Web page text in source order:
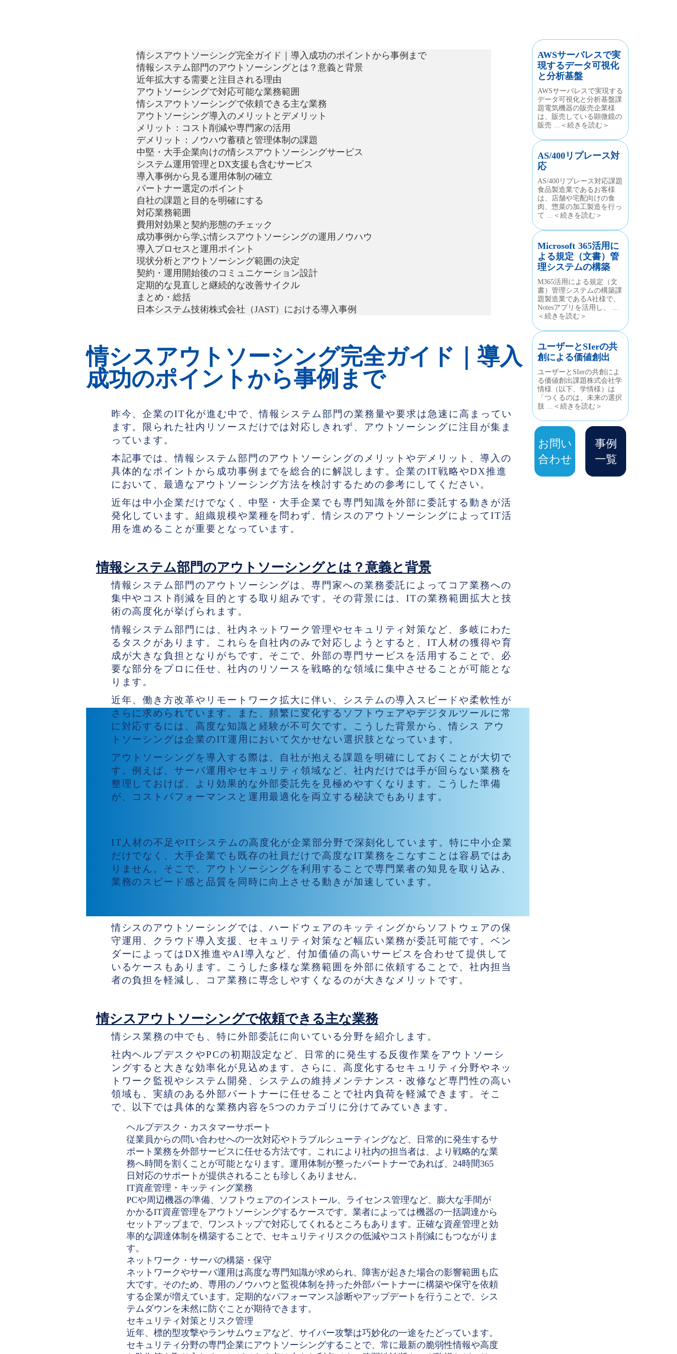
情シスアウトソーシング完全ガイド｜導入成功のポイントから事例まで
情報システム部門のアウトソーシングとは？意義と背景
近年拡大する需要と注目される理由
アウトソーシングで対応可能な業務範囲
情シスアウトソーシングで依頼できる主な業務
アウトソーシング導入のメリットとデメリット
メリット：コスト削減や専門家の活用
デメリット：ノウハウ蓄積と管理体制の課題
中堅・大手企業向けの情シスアウトソーシングサービス
システム運用管理とDX支援も含むサービス
導入事例から見る運用体制の確立
パートナー選定のポイント
自社の課題と目的を明確にする
対応業務範囲
費用対効果と契約形態のチェック
成功事例から学ぶ情シスアウトソーシングの運用ノウハウ
導入プロセスと運用ポイント
現状分析とアウトソーシング範囲の決定
契約・運用開始後のコミュニケーション設計
定期的な見直しと継続的な改善サイクル
まとめ・総括
日本システム技術株式会社（JAST）における導入事例
情シスアウトソーシング完全ガイド｜導入
成功のポイントから事例まで
昨今、企業のIT化が進む中で、情報システム部門の業務量や要求は急速に高まってい
ます。限られた社内リソースだけでは対応しきれず、アウトソーシングに注目が集ま
っています。
本記事では、情報システム部門のアウトソーシングのメリットやデメリット、導入の
具体的なポイントから成功事例までを総合的に解説します。企業のIT戦略やDX推進
において、最適なアウトソーシング方法を検討するための参考にしてください。
近年は中小企業だけでなく、中堅・大手企業でも専門知識を外部に委託する動きが活
発化しています。組織規模や業種を問わず、情シスのアウトソーシングによってIT活
用を進めることが重要となっています。
情報システム部門のアウトソーシングとは？意義と背景
情報システム部門のアウトソーシングは、専門家への業務委託によってコア業務への
集中やコスト削減を目的とする取り組みです。その背景には、ITの業務範囲拡大と技
術の高度化が挙げられます。
情報システム部門には、社内ネットワーク管理やセキュリティ対策など、多岐にわた
るタスクがあります。これらを自社内のみで対応しようとすると、IT人材の獲得や育
成が大きな負担となりがちです。そこで、外部の専門サービスを活用することで、必
要な部分をプロに任せ、社内のリソースを戦略的な領域に集中させることが可能とな
ります。
近年、働き方改革やリモートワーク拡大に伴い、システムの導入スピードや柔軟性が
さらに求められています。また、頻繁に変化するソフトウェアやデジタルツールに常
に対応するには、高度な知識と経験が不可欠です。こうした背景から、情シス アウ
トソーシングは企業のIT運用において欠かせない選択肢となっています。
アウトソーシングを導入する際は、自社が抱える課題を明確にしておくことが大切で
す。例えば、サーバ運用やセキュリティ領域など、社内だけでは手が回らない業務を
整理しておけば、より効果的な外部委託先を見極めやすくなります。こうした準備
が、コストパフォーマンスと運用最適化を両立する秘訣でもあります。
IT人材の不足やITシステムの高度化が企業部分野で深刻化しています。特に中小企業
だけでなく、大手企業でも既存の社員だけで高度なIT業務をこなすことは容易ではあ
りません。そこで、アウトソーシングを利用することで専門業者の知見を取り込み、
業務のスピード感と品質を同時に向上させる動きが加速しています。
情シスのアウトソーシングでは、ハードウェアのキッティングからソフトウェアの保
守運用、クラウド導入支援、セキュリティ対策など幅広い業務が委託可能です。ベン
ダーによってはDX推進やAI導入など、付加価値の高いサービスを合わせて提供して
いるケースもあります。こうした多様な業務範囲を外部に依頼することで、社内担当
者の負担を軽減し、コア業務に専念しやすくなるのが大きなメリットです。
情シスアウトソーシングで依頼できる主な業務
情シス業務の中でも、特に外部委託に向いている分野を紹介します。
社内ヘルプデスクやPCの初期設定など、日常的に発生する反復作業をアウトソーシ
ングすると大きな効率化が見込めます。さらに、高度化するセキュリティ分野やネッ
トワーク監視やシステム開発、システムの維持メンテナンス・改修など専門性の高い
領域も、実績のある外部パートナーに任せることで社内負荷を軽減できます。そこ
で、以下では具体的な業務内容を5つのカテゴリに分けてみていきます。
ヘルプデスク・カスタマーサポート
従業員からの問い合わせへの一次対応やトラブルシューティングなど、日常的に発生するサ
ポート業務を外部サービスに任せる方法です。これにより社内の担当者は、より戦略的な業
務へ時間を割くことが可能となります。運用体制が整ったパートナーであれば、24時間365
日対応のサポートが提供されることも珍しくありません。
IT資産管理・キッティング業務
PCや周辺機器の準備、ソフトウェアのインストール、ライセンス管理など、膨大な手間が
かかるIT資産管理をアウトソーシングするケースです。業者によっては機器の一括調達から
セットアップまで、ワンストップで対応してくれるところもあります。正確な資産管理と効
率的な調達体制を構築することで、セキュリティリスクの低減やコスト削減にもつながりま
す。
ネットワーク・サーバの構築・保守
ネットワークやサーバ運用は高度な専門知識が求められ、障害が起きた場合の影響範囲も広
大です。そのため、専用のノウハウと監視体制を持った外部パートナーに構築や保守を依頼
する企業が増えています。定期的なパフォーマンス診断やアップデートを行うことで、シス
テムダウンを未然に防ぐことが期待できます。
セキュリティ対策とリスク管理
近年、標的型攻撃やランサムウェアなど、サイバー攻撃は巧妙化の一途をたどっています。
セキュリティ分野の専門企業にアウトソーシングすることで、常に最新の脆弱性情報や高度
AWSサーバレスで実
現するデータ可視化
と分析基盤
AWSサーバレスで実現する
データ可視化と分析基盤課
題電気機器の販売企業様
は、販売している顕微鏡の
販売 ...＜続きを読む＞
AS/400リプレース対
応
AS/400リプレース対応課題
食品製造業であるお客様
は、店舗や宅配向けの食
肉、惣菜の加工製造を行っ
て ...＜続きを読む＞
Microsoft 365活用に
よる規定（文書）管
理システムの構築
M365活用による規定（文
書）管理システムの構築課
題製造業であるA社様で、
Notesアプリを活用し、 ...
＜続きを読む＞
ユーザーとSIerの共
創による価値創出
ユーザーとSIerの共創によ
る価値創出課題株式会社学
情様（以下、学情様）は
「つくるのは、未来の選択
肢 ...＜続きを読む＞
お問い
合わせ
事例
一覧